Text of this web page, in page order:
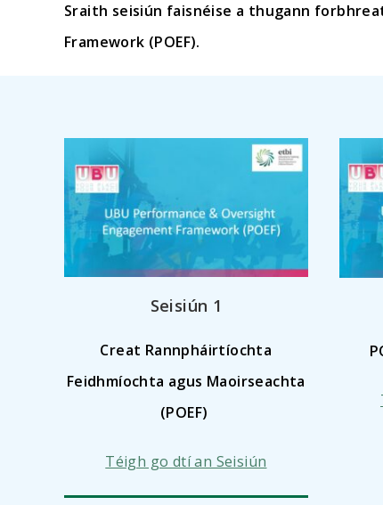
Sraith seisiún faisnéise a thugann
Framework (POEF).
Seisiún 1
Creat Rannpháirtíochta
Feidhmíochta agus Maoirseachta
(POEF)
Téigh go dtí an Seisiún